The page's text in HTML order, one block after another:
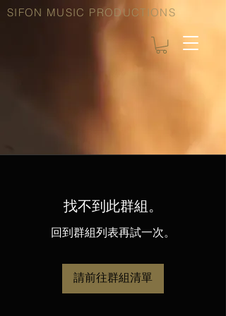
SIFON MUSIC PRODUCTIONS
找不到此群組。
回到群組列表再試一次。
請前往群組清單